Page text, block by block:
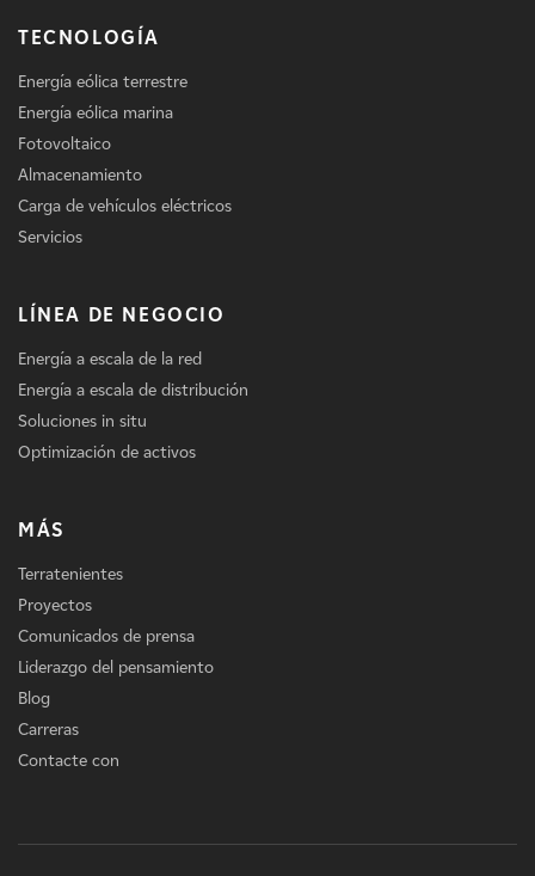
TECNOLOGÍA
Energía eólica terrestre
Energía eólica marina
Fotovoltaico
Almacenamiento
Carga de vehículos eléctricos
Servicios
LÍNEA DE NEGOCIO
Energía a escala de la red
Energía a escala de distribución
Soluciones in situ
Optimización de activos
MÁS
Terratenientes
Proyectos
Comunicados de prensa
Liderazgo del pensamiento
Blog
Carreras
Contacte con